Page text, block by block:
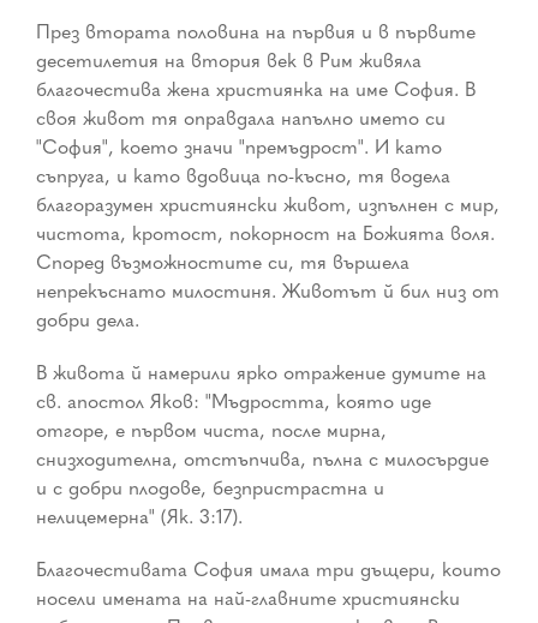
През втората половина на първия и в първите
десетилетия на втория век в Рим живяла
благочестива жена християнка на име София. В
своя живот тя оправдала напълно името си
"София", което значи "премъдрост". И като
съпруга, и като вдовица по-късно, тя водела
благоразумен християнски живот, изпълнен с мир,
чистота, кротост, покорност на Божията воля.
Според възможностите си, тя вършела
непрекъснато милостиня. Животът й бил низ от
добри дела.
В живота й намерили ярко отражение думите на
св. апостол Яков: "Мъдростта, която иде
отгоре, е първом чиста, после мирна,
снизходителна, отстъпчива, пълна с милосърдие
и с добри плодове, безпристрастна и
нелицемерна" (Як. 3:17).
Благочестивата София имала три дъщери, които
носели имената на най-главните християнски